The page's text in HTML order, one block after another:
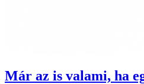
Már az is valami, ha